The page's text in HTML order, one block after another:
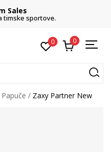
sportove.
0 0
Papuče Zaxy Partner New